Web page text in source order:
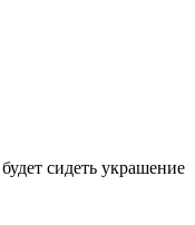
сидеть украшение